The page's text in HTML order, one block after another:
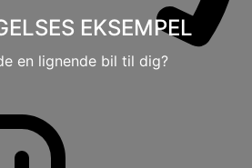
EKSEMPEL
en lignende bil til dig?